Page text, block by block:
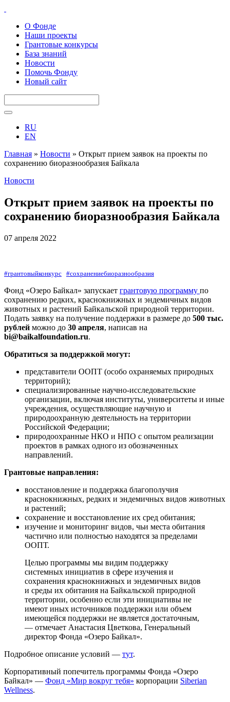
О Фонде
Наши проекты
Грантовые конкурсы
База знаний
Новости
Помочь Фонду
Новый сайт
RU
EN
Главная » Новости » Открыт прием заявок на проекты по
сохранению биоразнообразия Байкала
Новости
Открыт прием заявок на проекты по
сохранению биоразнообразия Байкала
07 апреля 2022
#грантовыйконкурс #сохранениебиоразнообразия
Фонд «Озеро Байкал» запускает грантовую программу по
сохранению редких, краснокнижных и эндемичных видов
животных и растений Байкальской природной территории.
Подать заявку на получение поддержки в размере до 500 тыс.
рублей можно до 30 апреля, написав на
bi@baikalfoundation.ru.
Обратиться за поддержкой могут:
представители ООПТ (особо охраняемых природных
территорий);
специализированные научно-исследовательские
организации, включая институты, университеты и иные
учреждения, осуществляющие научную и
природоохранную деятельность на территории
Российской Федерации;
природоохранные НКО и НПО с опытом реализации
проектов в рамках одного из обозначенных
направлений.
Грантовые направления:
восстановление и поддержка благополучия
краснокнижных, редких и эндемичных видов животных
и растений;
сохранение и восстановление их сред обитания;
изучение и мониторинг видов, чьи места обитания
частично или полностью находятся за пределами
ООПТ.
Целью программы мы видим поддержку
системных инициатив в сфере изучения и
сохранения краснокнижных и эндемичных видов
и среды их обитания на Байкальской природной
территории, особенно если эти инициативы не
имеют иных источников поддержки или объем
имеющейся поддержки не является достаточным,
— отмечает Анастасия Цветкова, Генеральный
директор Фонда «Озеро Байкал».
Подробное описание условий — тут.
Корпоративный попечитель программы Фонда «Озеро
Байкал» — Фонд «Мир вокруг тебя» корпорации Siberian
Wellness.